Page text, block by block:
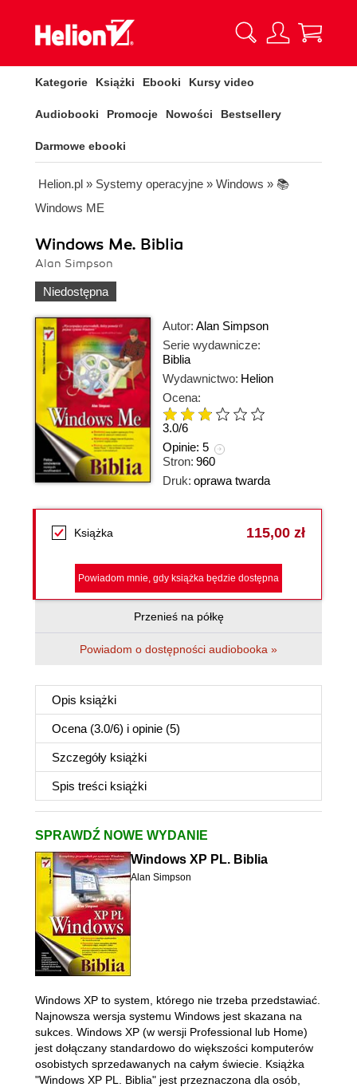
Kategorie Książki Ebooki Kursy video
Audiobooki Promocje Nowości Bestsellery
Darmowe ebooki
Helion.pl » Systemy operacyjne » Windows » 📚
Windows ME
Windows Me. Biblia
Alan Simpson
Niedostępna
Autor: Alan Simpson
Serie wydawnicze:
Biblia
Wydawnictwo: Helion
Ocena:
3.0/6
Opinie: 5
Stron: 960
Druk: oprawa twarda
Książka 115,00 zł
Powiadom mnie, gdy książka będzie dostępna
Przenieś na półkę
Powiadom o dostępności audiobooka »
Opis książki
Ocena (3.0/6) i opinie (5)
Szczegóły książki
Spis treści książki
SPRAWDŹ NOWE WYDANIE
Windows XP PL. Biblia
Alan Simpson
Windows XP to system, którego nie trzeba przedstawiać.
Najnowsza wersja systemu Windows jest skazana na
sukces. Windows XP (w wersji Professional lub Home)
jest dołączany standardowo do większości komputerów
osobistych sprzedawanych na całym świecie. Książka
"Windows XP PL. Biblia" jest przeznaczona dla osób,